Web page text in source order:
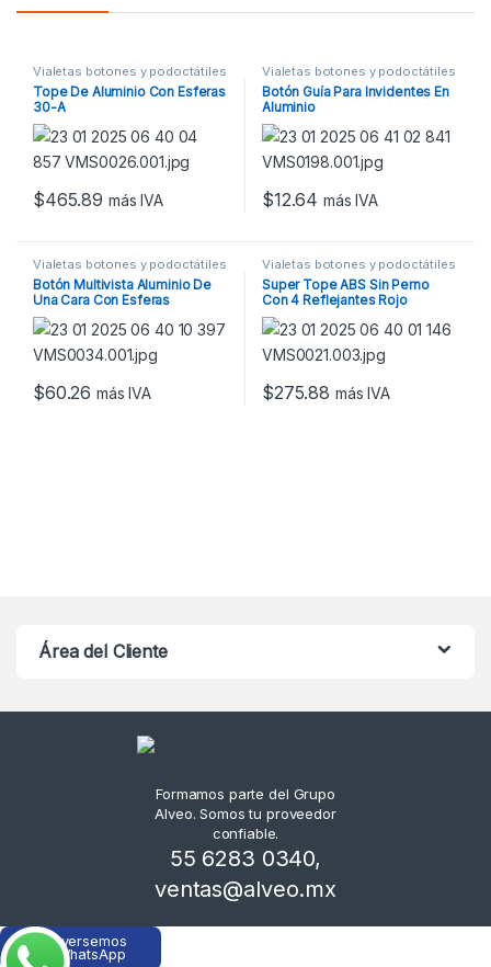
Vialetas botones y podoctátiles
Tope De Aluminio Con Esferas
30-A
$465.89 más IVA
Vialetas botones y podoctátiles
Botón Guía Para Invidentes En
Aluminio
$12.64 más IVA
Vialetas botones y podoctátiles
Botón Multivista Aluminio De
Una Cara Con Esferas
Reflejantes Blanco
$60.26 más IVA
Vialetas botones y podoctátiles
Super Tope ABS Sin Perno
Con 4 Reflejantes Rojo
$275.88 más IVA
Área del Cliente
Formamos parte del Grupo
Alveo. Somos tu proveedor
confiable.
55 6283 0340,
ventas@alveo.mx
Conversemos
en WhatsApp